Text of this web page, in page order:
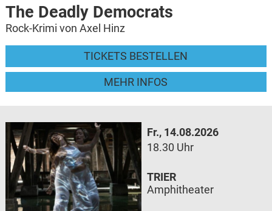
The Deadly Democrats
Rock-Krimi von Axel Hinz
TICKETS BESTELLEN
MEHR INFOS
Fr., 14.08.2026
18.30 Uhr
TRIER
Amphitheater